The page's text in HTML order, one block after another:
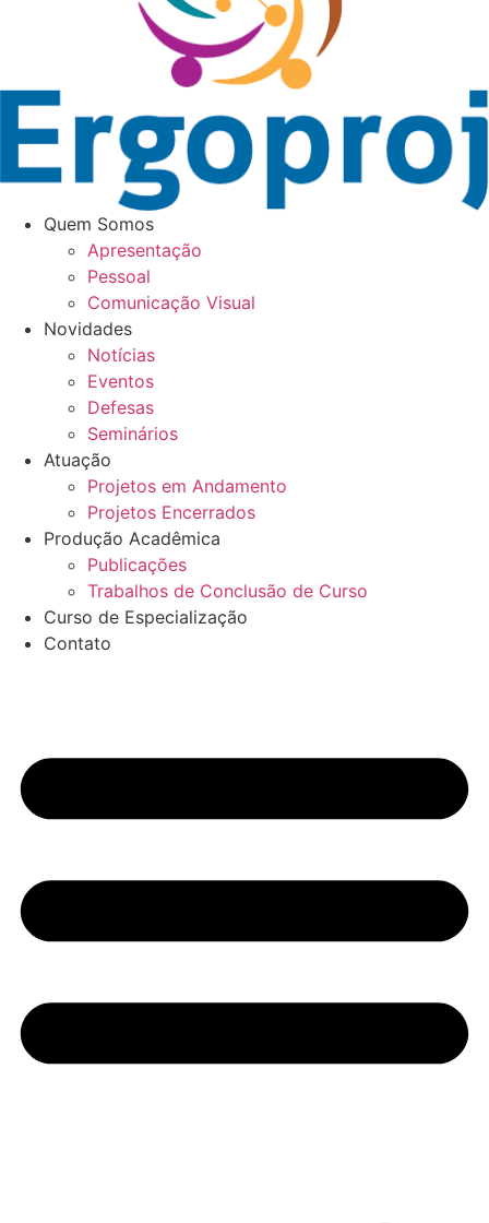
Quem Somos
Apresentação
Pessoal
Comunicação Visual
Novidades
Notícias
Eventos
Defesas
Seminários
Atuação
Projetos em Andamento
Projetos Encerrados
Produção Acadêmica
Publicações
Trabalhos de Conclusão de Curso
Curso de Especialização
Contato